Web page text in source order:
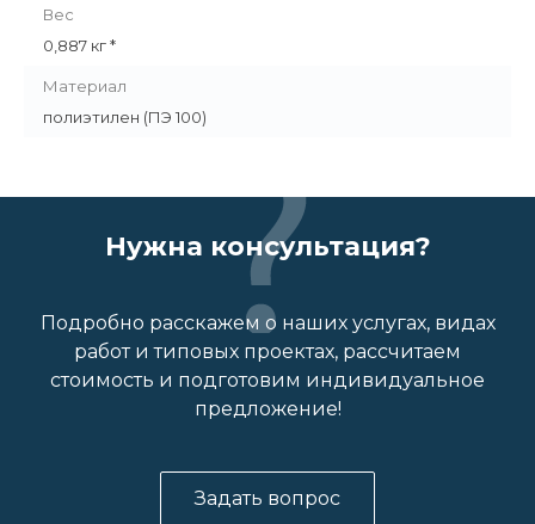
Вес
0,887 кг *
Материал
полиэтилен (ПЭ 100)
Нужна консультация?
Подробно расскажем о наших услугах, видах
работ и типовых проектах, рассчитаем
стоимость и подготовим индивидуальное
предложение!
Задать вопрос